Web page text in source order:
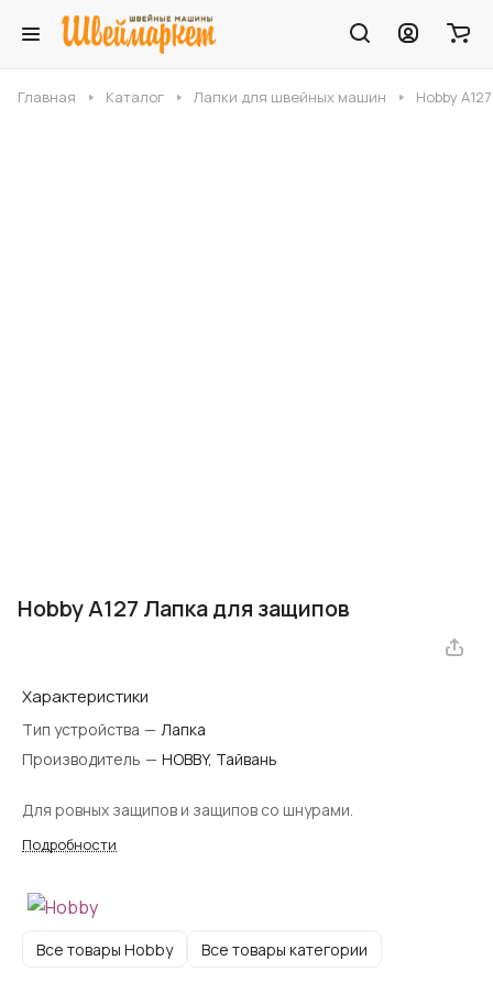
Главная Каталог Лапки для швейных машин Hobby
Hobby A127 Лапка для защипов
Характеристики
Тип устройства — Лапка
Производитель — HOBBY, Тайвань
Для ровных защипов и защипов со шнурами.
Подробности
Все товары Hobby Все товары категории